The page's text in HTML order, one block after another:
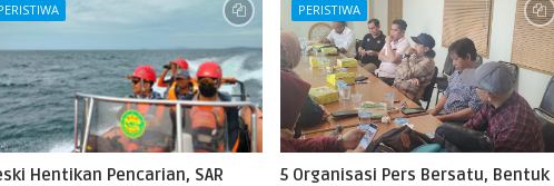
Hentikan Pencarian, SAR
PERISTIWA
5 Organisasi Pers Bersatu, Bentuk